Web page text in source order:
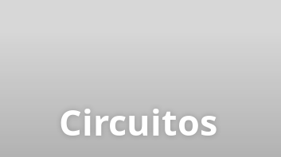
Circuitos